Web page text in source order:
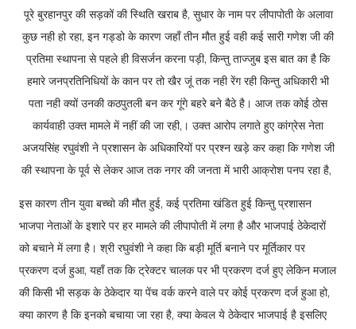
पूरे बुरहानपुर की सड़कों की स्थिति खराब है, सुधार के नाम पर लीपापोती के अलावा
कुछ नही हो रहा, इन गड्डो के कारण जहाँ तीन मौत हुई वही कई सारी गणेश जी की
प्रतिमा स्थापना से पहले ही विसर्जन करना पड़ी, किन्तु ताज्जुब इस बात का है कि
हमारे जनप्रतिनिधियों के कान पर तो खैर जूं तक नही रेंग रही किन्तु अधिकारी भी
पता नही क्यों उनकी कठपुतली बन कर गूंगे बहरे बने बैठे है। आज तक कोई ठोस
कार्यवाही उक्त मामले में नहीं की जा रही,। उक्त आरोप लगाते हुए कांग्रेस नेता
अजयसिंह रघुवंशी ने प्रशासन के अधिकारियों पर प्रश्न खड़े कर कहा कि गणेश जी
की स्थापना के पूर्व से लेकर आज तक नगर की जनता में भारी आक्रोश पनप रहा है,
इस कारण तीन युवा बच्चो की मौत हुई, कई प्रतिमा खंडित हुई किन्तु प्रशासन
भाजपा नेताओं के इशारे पर हर मामले की लीपापोती में लगा है और भाजपाई ठेकेदारों
को बचाने में लगा है। श्री रघुवंशी ने कहा कि बड़ी मूर्ति बनाने पर मूर्तिकार पर
प्रकरण दर्ज हुआ, यहाँ तक कि ट्रेक्टर चालक पर भी प्रकरण दर्ज हुए लेकिन मजाल
की किसी भी सड़क के ठेकेदार या पेंच वर्क करने वाले पर कोई प्रकरण दर्ज हुआ हो,
क्या कारण है कि इनको बचाया जा रहा है, क्या केवल ये ठेकेदार भाजपाई है इसलिए